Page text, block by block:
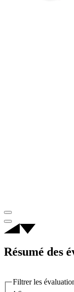
Résumé des
Filtrer les